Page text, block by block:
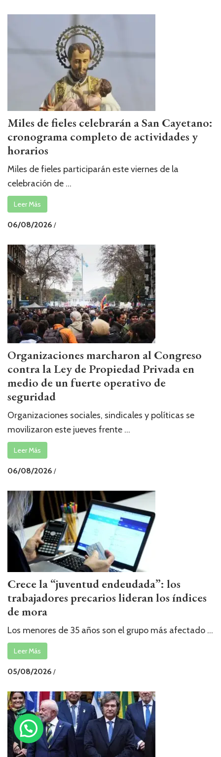
Miles de fieles celebrarán a San Cayetano:
cronograma completo de actividades y
horarios
Miles de fieles participarán este viernes de la
celebración de ...
Leer Más
06/08/2026 /
Organizaciones marcharon al Congreso
contra la Ley de Propiedad Privada en
medio de un fuerte operativo de
seguridad
Organizaciones sociales, sindicales y políticas se
movilizaron este jueves frente ...
Leer Más
06/08/2026 /
Crece la “juventud endeudada”: los
trabajadores precarios lideran los índices
de mora
Los menores de 35 años son el grupo más afectado ...
Leer Más
05/08/2026 /